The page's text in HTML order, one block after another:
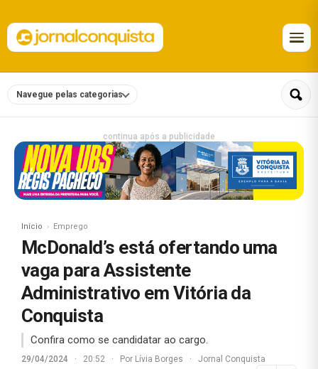
Navegue pelas categorias
continua após a publicidade
Início Emprego
McDonald’s está ofertando uma
vaga para Assistente
Administrativo em Vitória da
Conquista
Confira como se candidatar ao cargo.
29/04/2024 · 20:52 · Por Lívia Borges · Jornal Conquista